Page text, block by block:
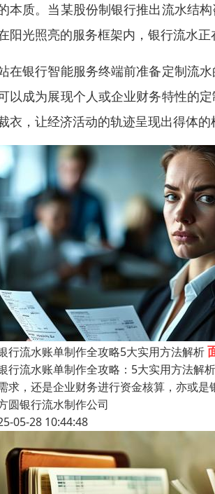
本质。当某股份制银行推出流水结
阳光照亮的服务框架内，银行流水
在银行智能服务终端前准备定制流
以成为展现个人或企业财务特性的
衣，让经济活动的轨迹呈现出得体的
行流水账单制作全攻略5大实用方法解析
行流水账单制作全攻略：5大实用方法解
求，还是企业财务进行资金核算，亦或
圆银行流水制作公司
05-28 10:44:48